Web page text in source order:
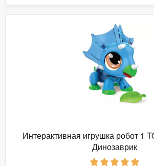
Интерактивная игрушка робот 1
Динозаврик